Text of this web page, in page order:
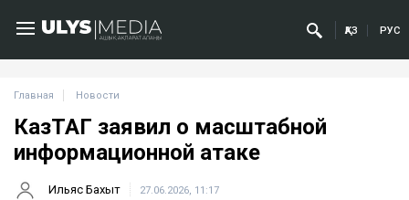
ҚАЗ РУС
Главная Новости
КазТАГ заявил о масштабной
информационной атаке
Ильяс Бахыт 27.06.2026, 11:17